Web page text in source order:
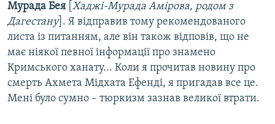
Мурада Бея Хаджі-Мурада Амірова, родом з
Дагестану]. Я відправив тому рекомендованого
листа із питанням, але він також відповів, що не
має ніякої певної інформації про знамено
Кримського ханату... Коли я прочитав новину про
смерть Ахмета Мідхата Ефенді, я пригадав все це.
Мені було сумно – тюркизм зазнав великої втрати.